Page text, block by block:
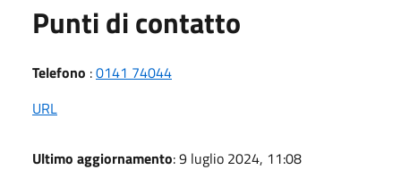
Punti di contatto
Telefono :0141 74044
URL
Ultimo aggiornamento: 9 luglio 2024, 11:08